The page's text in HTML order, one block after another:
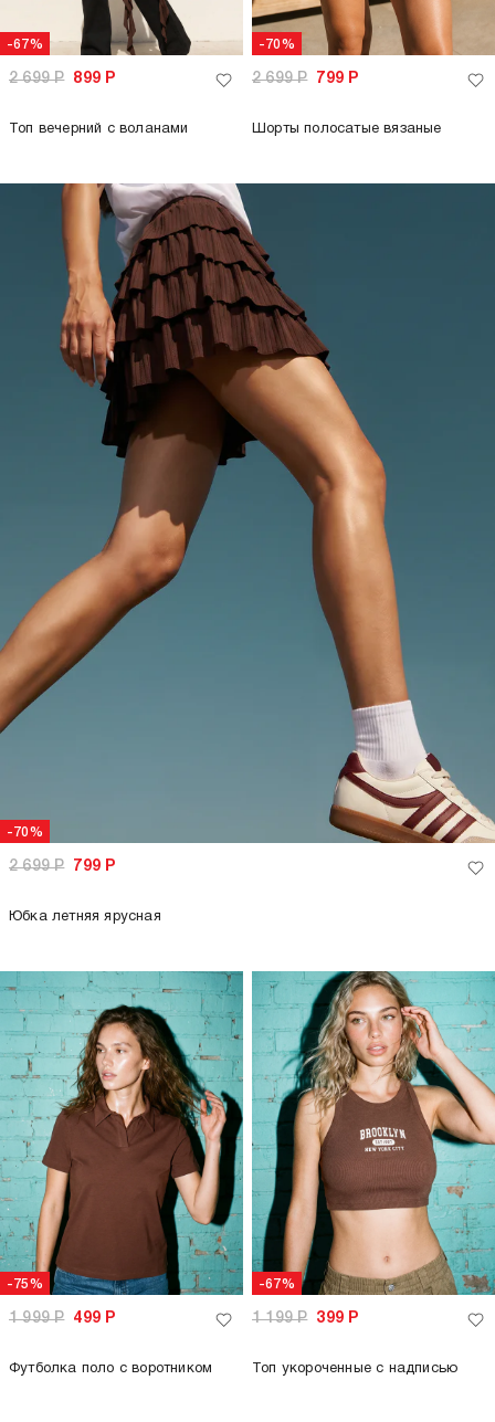
-67%
2 699Р 899 Р
Топ вечерний с воланами
-70%
2 699Р 799 Р
Шорты полосатые вязаные
-70%
2 699Р 799 Р
Юбка летняя ярусная
-75%
1 999Р 499 Р
Футболка поло с воротником
-67%
1 199Р 399 Р
Топ укороченные с надписью